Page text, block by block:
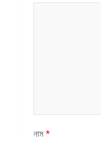
নাম *